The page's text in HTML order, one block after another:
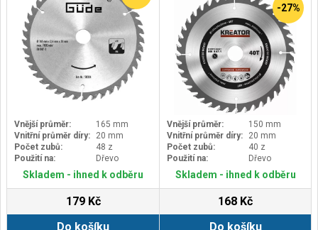
Vnější průměr:
165 mm
Vnitřní průměr díry:
20 mm
Počet zubů:
48 z
Použití na:
Dřevo
Skladem - ihned k odběru
179 Kč
Do košíku
-27%
Vnější průměr:
150 mm
Vnitřní průměr díry:
20 mm
Počet zubů:
40 z
Použití na:
Dřevo
Skladem - ihned k odběru
168 Kč
Do košíku